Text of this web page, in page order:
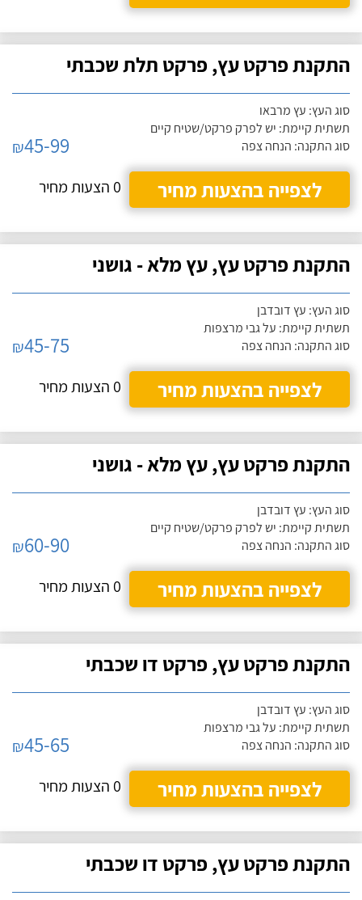
התקנת פרקט עץ, פרקט תלת שכבתי
סוג העץ: עץ מרבאו
תשתית קיימת: יש לפרק פרקט/שטיח קיים
סוג התקנה: הנחה צפה
₪45-99
לצפייה בהצעות מחיר
0 הצעות מחיר
התקנת פרקט עץ, עץ מלא - גושני
סוג העץ: עץ דובדבן
תשתית קיימת: על גבי מרצפות
סוג התקנה: הנחה צפה
₪45-75
לצפייה בהצעות מחיר
0 הצעות מחיר
התקנת פרקט עץ, עץ מלא - גושני
סוג העץ: עץ דובדבן
תשתית קיימת: יש לפרק פרקט/שטיח קיים
סוג התקנה: הנחה צפה
₪60-90
לצפייה בהצעות מחיר
0 הצעות מחיר
התקנת פרקט עץ, פרקט דו שכבתי
סוג העץ: עץ דובדבן
תשתית קיימת: על גבי מרצפות
סוג התקנה: הנחה צפה
₪45-65
לצפייה בהצעות מחיר
0 הצעות מחיר
התקנת פרקט עץ, פרקט דו שכבתי